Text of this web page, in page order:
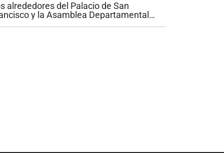
alrededores del Palacio de San
y la Asamblea Departamental
con cierres viales